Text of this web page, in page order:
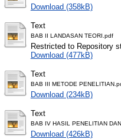
Download (358kB)
Text
BAB II LANDASAN TEORI.pdf
Restricted to Repository
Download (477kB)
Text
BAB III METODE
Download (234kB)
Text
BAB IV HASIL PENELITIAN
Download (426kB)